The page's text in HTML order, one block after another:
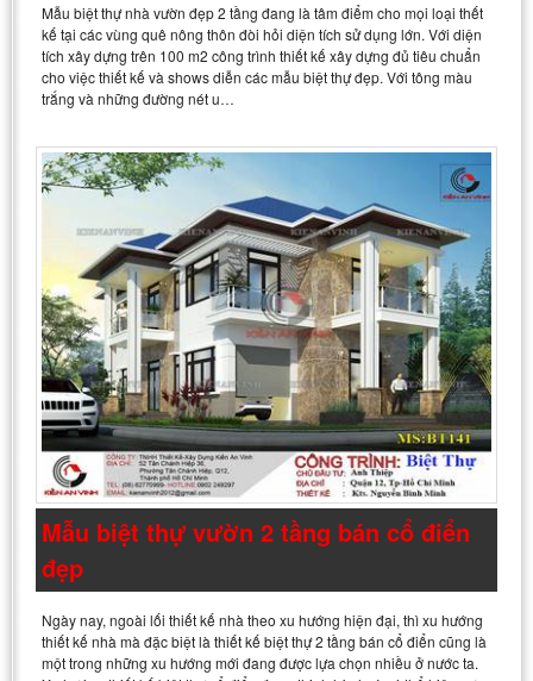
Mẫu biệt thự nhà vườn đẹp 2 tầng đang là tâm điểm cho mọi loại thết
kế tại các vùng quê nông thôn đòi hỏi diện tích sử dụng lớn. Với diện
tích xây dựng trên 100 m2 công trình thiết kế xây dựng đủ tiêu chuẩn
cho việc thiết kế và shows diễn các mẫu biệt thự đẹp. Với tông màu
trắng và những đường nét u…
Mẫu biệt thự vườn 2 tầng bán cổ điển
đẹp
Ngày nay, ngoài lối thiết kế nhà theo xu hướng hiện đại, thì xu hướng
thiết kế nhà mà đặc biệt là thiết kế biệt thự 2 tầng bán cổ điển cũng là
một trong những xu hướng mới đang được lựa chọn nhiều ở nước ta.